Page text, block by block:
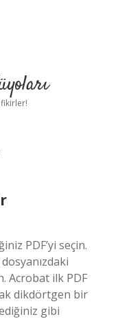
fikirler!
PDF’yi seçin.
Acrobat ilk PDF
dikdörtgen bir
gibi